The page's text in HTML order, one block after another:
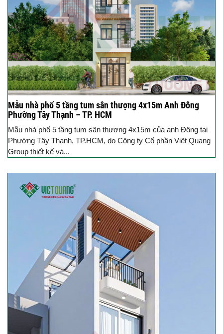
Mẫu nhà phố 5 tầng tum sân thượng 4x15m Anh Đông
Phường Tây Thạnh – TP. HCM
Mẫu nhà phố 5 tầng tum sân thượng 4x15m của anh Đông tại
Phường Tây Thạnh, TP.HCM, do Công ty Cổ phần Việt Quang
Group thiết kế và...